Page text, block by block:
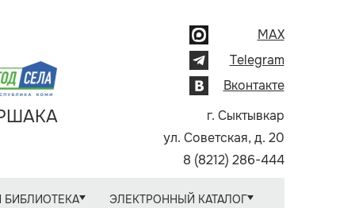
MAX
Telegram
Вконтакте
г. Сыктывкар
ул. Советская, д. 20
8 (8212) 286-444
БИБЛИОТЕКА ЭЛЕКТРОННЫЙ КАТАЛОГ